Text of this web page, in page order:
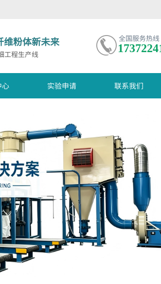
维粉体新未来
全国服务热线
工程生产线
心 实验申请 联系我们